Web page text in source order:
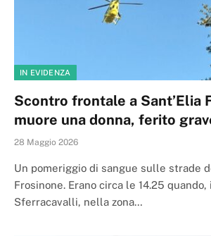
IN EVIDENZA
Scontro frontale a Sant’Elia
muore una donna, ferito
28 Maggio 2026
Un pomeriggio di sangue sulle strade
Frosinone. Erano circa le 14.25 quando,
Sferracavalli, nella zona…